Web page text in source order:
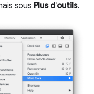
sous Plus d'outils.